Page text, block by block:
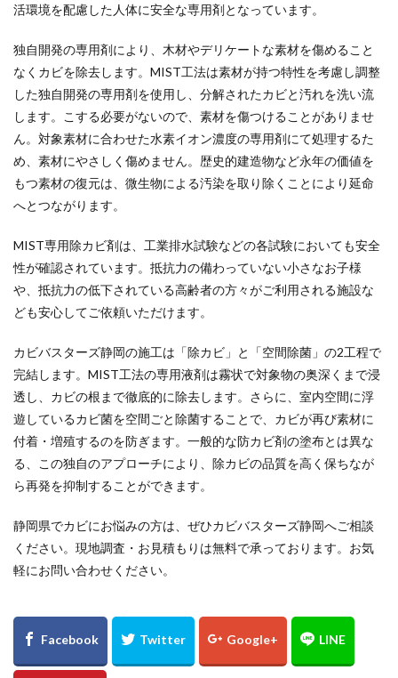
活環境を配慮した人体に安全な専用剤となっています。
独自開発の専用剤により、木材やデリケートな素材を傷めること
なくカビを除去します。MIST工法は素材が持つ特性を考慮し調整
した独自開発の専用剤を使用し、分解されたカビと汚れを洗い流
します。こする必要がないので、素材を傷つけることがありませ
ん。対象素材に合わせた水素イオン濃度の専用剤にて処理するた
め、素材にやさしく傷めません。歴史的建造物など永年の価値を
もつ素材の復元は、微生物による汚染を取り除くことにより延命
へとつながります。
MIST専用除カビ剤は、工業排水試験などの各試験においても安全
性が確認されています。抵抗力の備わっていない小さなお子様
や、抵抗力の低下されている高齢者の方々がご利用される施設な
ども安心してご依頼いただけます。
カビバスターズ静岡の施工は「除カビ」と「空間除菌」の2工程で
完結します。MIST工法の専用液剤は霧状で対象物の奥深くまで浸
透し、カビの根まで徹底的に除去します。さらに、室内空間に浮
遊しているカビ菌を空間ごと除菌することで、カビが再び素材に
付着・増殖するのを防ぎます。一般的な防カビ剤の塗布とは異な
る、この独自のアプローチにより、除カビの品質を高く保ちなが
ら再発を抑制することができます。
静岡県でカビにお悩みの方は、ぜひカビバスターズ静岡へご相談
ください。現地調査・お見積もりは無料で承っております。お気
軽にお問い合わせください。